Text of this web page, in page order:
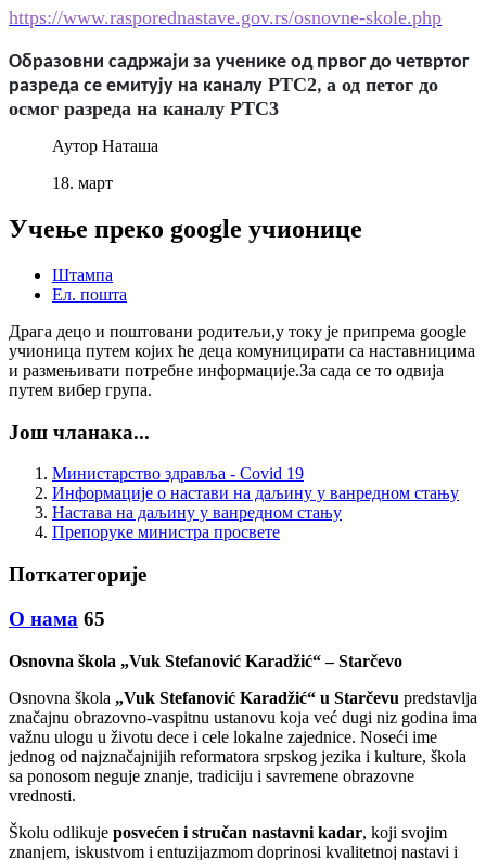
https://www.rasporednastave.gov.rs/osnovne-skole.php
Образовни садржаји за ученике од првог до четвртог
разреда се емитују на каналу РТС2, а од петог до
осмог разреда на каналу РТС3
Аутор Наташа
18. март
Учење преко google учионице
Штампа
Ел. пошта
Драга децо и поштовани родитељи,у току је припрема google
учионица путем којих ће деца комуницирати са наставницима
и размењивати потребне информације.За сада се то одвија
путем вибер група.
Још чланака...
Министарство здравља - Covid 19
Информације о настави на даљину у ванредном стању
Настава на даљину у ванредном стању
Препоруке министра просвете
Поткатегорије
О нама 65
Osnovna škola „Vuk Stefanović Karadžić“ – Starčevo
Osnovna škola „Vuk Stefanović Karadžić“ u Starčevu predstavlja
značajnu obrazovno-vaspitnu ustanovu koja već dugi niz godina ima
važnu ulogu u životu dece i cele lokalne zajednice. Noseći ime
jednog od najznačajnijih reformatora srpskog jezika i kulture, škola
sa ponosom neguje znanje, tradiciju i savremene obrazovne
vrednosti.
Školu odlikuje posvećen i stručan nastavni kadar, koji svojim
znanjem, iskustvom i entuzijazmom doprinosi kvalitetnoj nastavi i